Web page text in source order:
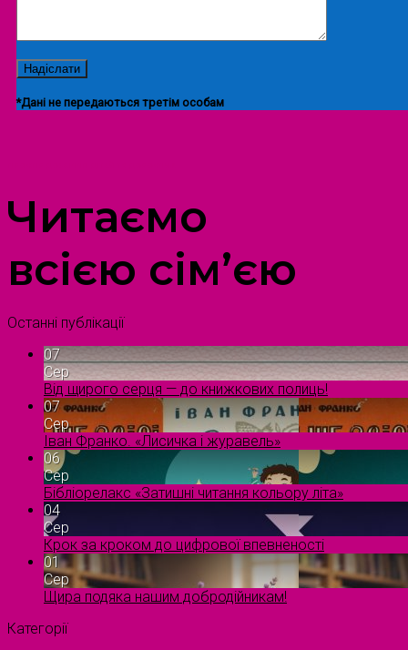
*Дані не передаються третім особам
Читаємо
всією сім’єю
Останні публікації
07
Сер
Від щирого серця — до книжкових полиць!
07
Сер
Іван Франко. «Лисичка і журавель»
06
Сер
Бібліорелакс «Затишні читання кольору літа»
04
Сер
Крок за кроком до цифрової впевненості
01
Сер
Щира подяка нашим добродійникам!
Категорії